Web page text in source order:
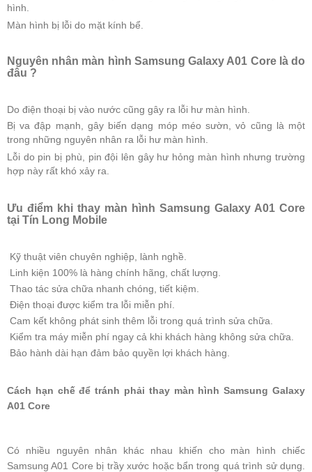
hình.
Màn hình bị lỗi do mặt kính bể.
Nguyên nhân màn hình Samsung Galaxy A01 Core là do
đâu ?
Do điện thoại bị vào nước cũng gây ra lỗi hư màn hình.
Bị va đập mạnh, gây biến dạng móp méo sườn, vỏ cũng là một
trong những nguyên nhân ra lỗi hư màn hình.
Lỗi do pin bị phù, pin đội lên gây hư hỏng màn hình nhưng trường
hợp này rất khó xảy ra.
Ưu điểm khi thay màn hình Samsung Galaxy A01 Core
tại Tín Long Mobile
Kỹ thuật viên chuyên nghiệp, lành nghề.
Linh kiện 100% là hàng chính hãng, chất lượng.
Thao tác sửa chữa nhanh chóng, tiết kiệm.
Điện thoại được kiểm tra lỗi miễn phí.
Cam kết không phát sinh thêm lỗi trong quá trình sửa chữa.
Kiểm tra máy miễn phí ngay cả khi khách hàng không sửa chữa.
Bảo hành dài hạn đảm bảo quyền lợi khách hàng.
Cách hạn chế để tránh phải thay màn hình Samsung Galaxy
A01 Core
Có nhiều nguyên nhân khác nhau khiến cho màn hình chiếc
Samsung A01 Core bị trầy xước hoặc bẩn trong quá trình sử dụng.